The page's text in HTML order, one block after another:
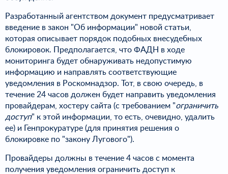
Разработанный агентством документ предусматривает
введение в закон "Об информации" новой статьи,
которая описывает порядок подобных внесудебных
блокировок. Предполагается, что ФАДН в ходе
мониторинга будет обнаруживать недопустимую
информацию и направлять соответствующие
уведомления в Роскомнадзор. Тот, в свою очередь, в
течение 24 часов должен будет направить уведомления
провайдерам, хостеру сайта (с требованием "ограничить
доступ" к этой информации, то есть, очевидно, удалить
ее) и Генпрокуратуре (для принятия решения о
блокировке по "закону Лугового").
Провайдеры должны в течение 4 часов с момента
получения уведомления ограничить доступ к